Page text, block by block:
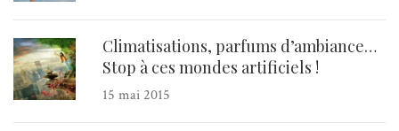
Climatisations, parfums d’ambiance…
Stop à ces mondes artificiels !
15 mai 2015